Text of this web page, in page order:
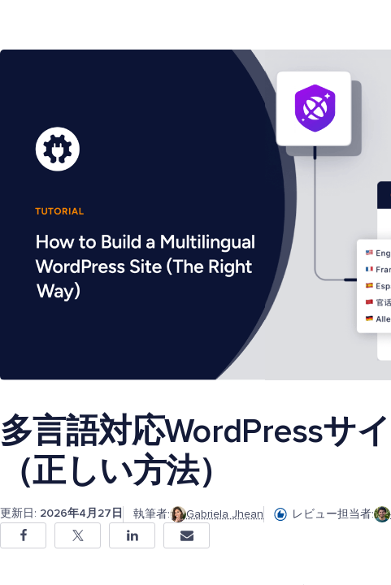
多言語対応WordPressサ
（正しい方法）
更新日: 2026年4月27日 執筆者: Gabriela Jhean レビュー担当者: